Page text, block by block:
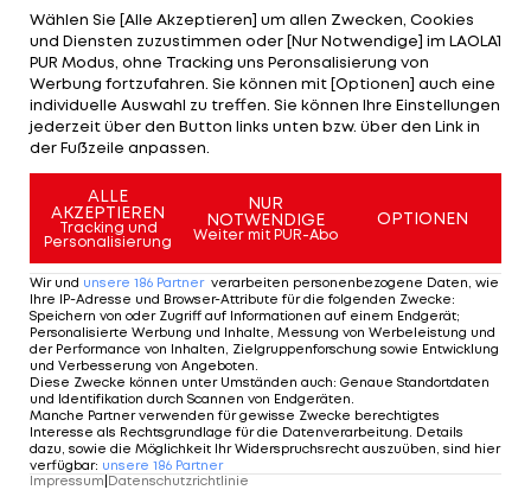
mit 24:24 geht es in die Pause. Am Ende haben in
Klosterneuburg aber die Gäste aus Schottland
den längeren Atem. Topscorerinnen Österreichs
sind Eva Breuer mit neun Punkten und Sarah
Schicher mit sieben Zählern. Schottland ist auch
einer der Gegner bei der "Mini-EM".
Mehr zum Thema
Wählen Sie [Alle Akzeptieren] um allen Zwecken, Cookies
und Diensten zuzustimmen oder [Nur Notwendige] im LAOLA1
PUR Modus, ohne Tracking uns Peronsalisierung von
Werbung fortzufahren. Sie können mit [Optionen] auch eine
individuelle Auswahl zu treffen. Sie können Ihre Einstellungen
jederzeit über den Button links unten bzw. über den Link in
der Fußzeile anpassen.
ALLE
AKZEPTIEREN
Tracking und
Personalisierung
NUR
NOTWENDIGE
Weiter mit PUR-Abo
OPTIONEN
Wir und unsere 186 Partner verarbeiten personenbezogene Daten, wie
Ihre IP-Adresse und Browser-Attribute für die folgenden Zwecke:
Speichern von oder Zugriff auf Informationen auf einem Endgerät;
Personalisierte Werbung und Inhalte, Messung von Werbeleistung und
der Performance von Inhalten, Zielgruppenforschung sowie Entwicklung
und Verbesserung von Angeboten.
Diese Zwecke können unter Umständen auch: Genaue Standortdaten
und Identifikation durch Scannen von Endgeräten.
Manche Partner verwenden für gewisse Zwecke berechtigtes
Interesse als Rechtsgrundlage für die Datenverarbeitung. Details
dazu, sowie die Möglichkeit Ihr Widerspruchsrecht auszuüben, sind hier
verfügbar: unsere 186 Partner
Impressum Datenschutzrichtlinie